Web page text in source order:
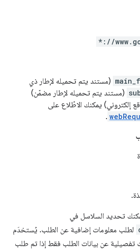
*://
(مستند يتم تحميله لإطار ذي
(مستند يتم تحميله لإطار مضمّن)
إلكتروني) يمكنك الاطّلاع على
.
تحديد السلاسل في
لطلب معلومات إضافية عن الطلب. يُستخدَم
تفصيلية عن بيانات الطلب فقط إذا تم طلب